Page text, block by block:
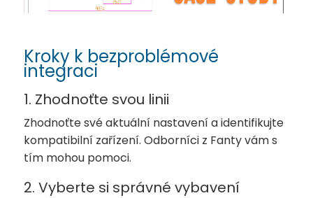
Kroky k bezproblémové
integraci
1. Zhodnoťte svou linii
Zhodnoťte své aktuální nastavení a identifikujte
kompatibilní zařízení. Odborníci z Fanty vám s
tím mohou pomoci.
2. Vyberte si správné vybavení